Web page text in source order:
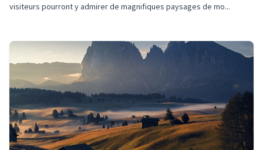
visiteurs pourront y admirer de magnifiques paysages de mo...